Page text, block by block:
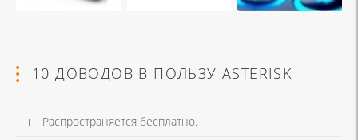
10 ДОВОДОВ В ПОЛЬЗУ ASTERISK
Распространяется бесплатно.